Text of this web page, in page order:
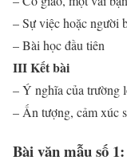
– Sự việc hoặc người
– Bài học đầu tiên
III Kết bài
– Ý nghĩa của trường
– Ấn tượng, cảm xúc
Bài văn mẫu số